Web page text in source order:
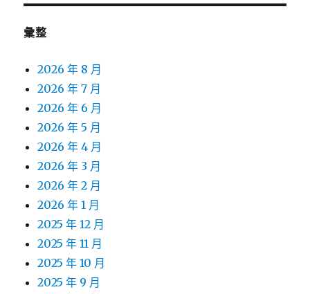
彙整
2026 年 8 月
2026 年 7 月
2026 年 6 月
2026 年 5 月
2026 年 4 月
2026 年 3 月
2026 年 2 月
2026 年 1 月
2025 年 12 月
2025 年 11 月
2025 年 10 月
2025 年 9 月